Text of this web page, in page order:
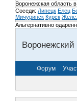
Воронежская область
Соседи: Липецк Елец
Мичуринск Курск
Альтернативно
Форум